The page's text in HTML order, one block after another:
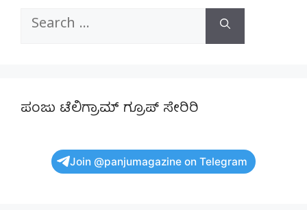
Search
ಪಂಜು ಟೆಲಿಗ್ರಾಮ್ ಗ್ರೂಪ್ ಸೇರಿರಿ
Join @panjumagazine on Telegram